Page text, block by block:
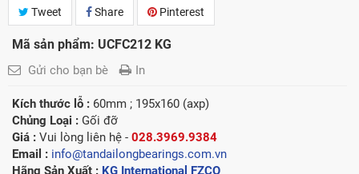
Tweet Share Pinterest
Mã sản phẩm: UCFC212 KG
Gửi cho bạn bè In
Kích thước lỗ : 60mm ; 195x160 (axp)
Chủng Loại : Gối đỡ
Giá : Vui lòng l iên hệ - 028.3969.9384
Email : info@tandailongbearings.com.vn
Hãng Sản Xuất : KG International FZCO